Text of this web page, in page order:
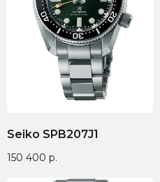
Seiko SPB207J1
150 400 р.